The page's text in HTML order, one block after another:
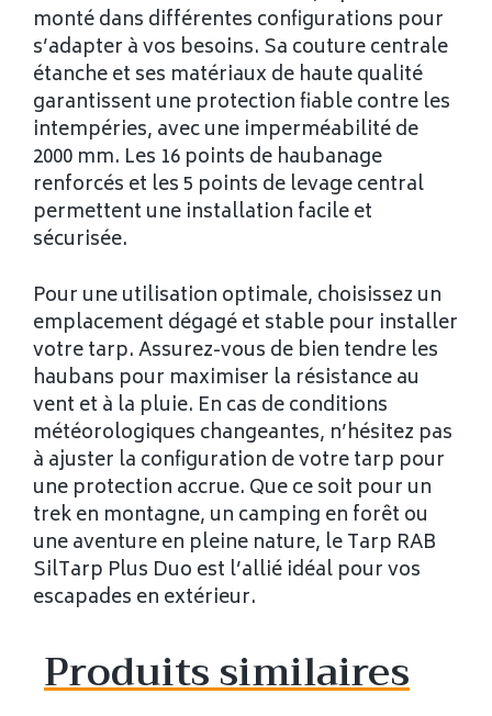
monté dans différentes configurations pour
s’adapter à vos besoins. Sa couture centrale
étanche et ses matériaux de haute qualité
garantissent une protection fiable contre les
intempéries, avec une imperméabilité de
2000 mm. Les 16 points de haubanage
renforcés et les 5 points de levage central
permettent une installation facile et
sécurisée.
Pour une utilisation optimale, choisissez un
emplacement dégagé et stable pour installer
votre tarp. Assurez-vous de bien tendre les
haubans pour maximiser la résistance au
vent et à la pluie. En cas de conditions
météorologiques changeantes, n’hésitez pas
à ajuster la configuration de votre tarp pour
une protection accrue. Que ce soit pour un
trek en montagne, un camping en forêt ou
une aventure en pleine nature, le Tarp RAB
SilTarp Plus Duo est l’allié idéal pour vos
escapades en extérieur.
Produits similaires